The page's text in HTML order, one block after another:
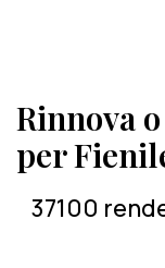
Rinnova
per
37100